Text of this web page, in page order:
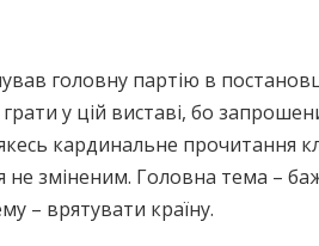
головну партію в
у цій виставі, бо
кардинальне прочитання
зміненим. Головна тема –
– врятувати країну.